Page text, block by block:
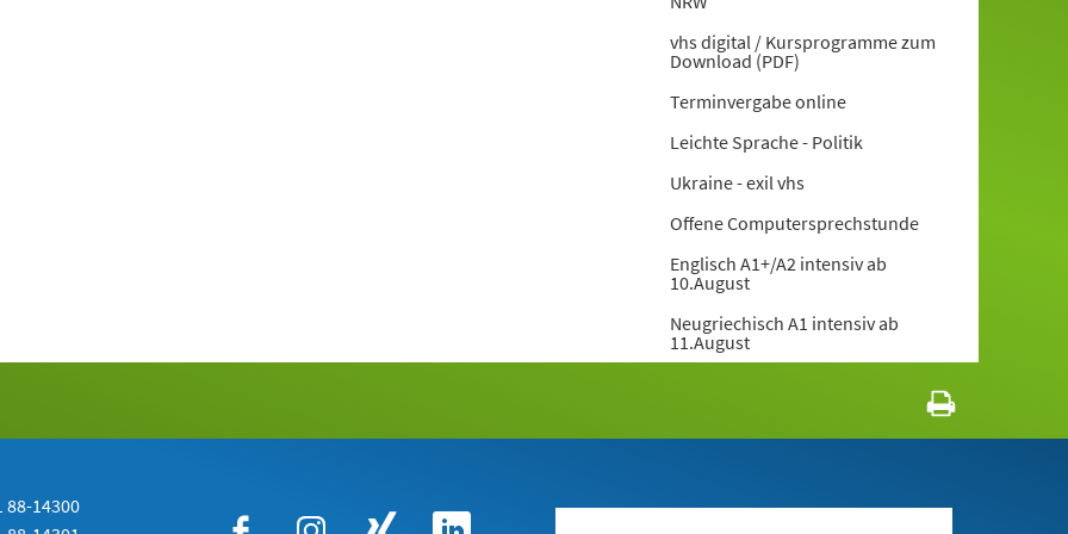
vhs digital / Kursprogramme zum
Download (PDF)
Terminvergabe online
Leichte Sprache - Politik
Ukraine - exil vhs
Offene Computersprechstunde
Englisch A1+/A2 intensiv ab
10.August
Neugriechisch A1 intensiv ab
11.August
88-14300